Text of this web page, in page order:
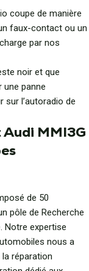
coupe de manière
faux-contact ou un
par nos
noir et que
une panne
sur l’autoradio de
MMI3G
de 50
pôle de Recherche
Notre expertise
nous a
réparation